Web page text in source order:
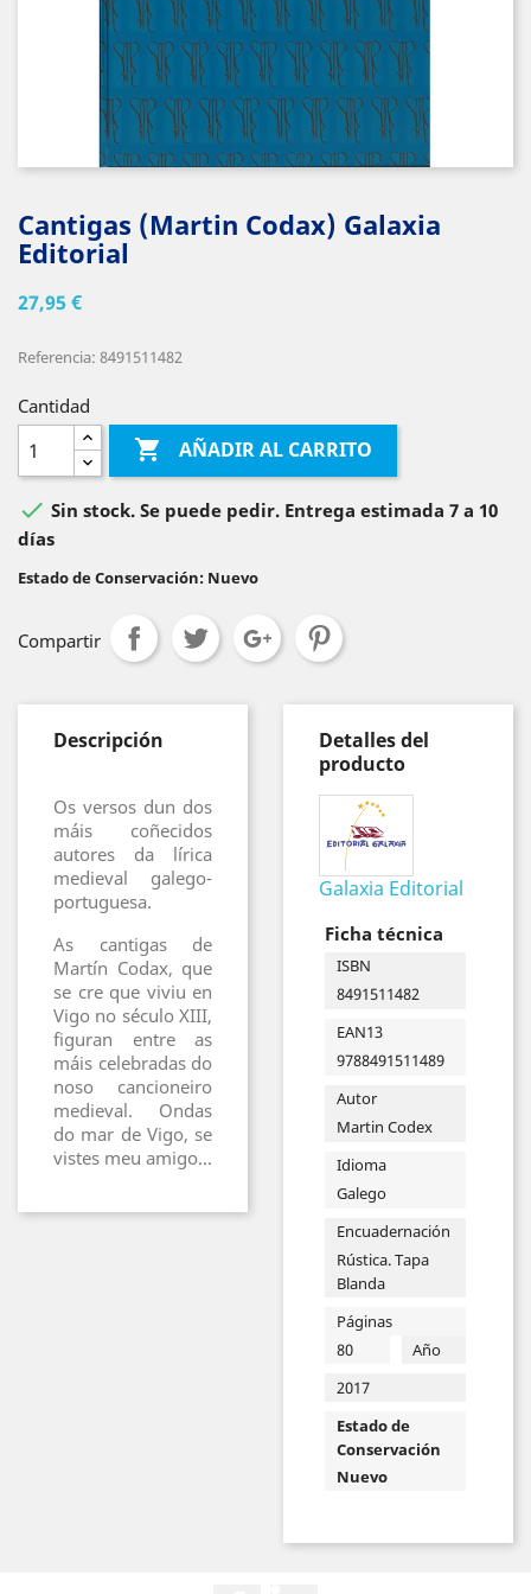
Cantigas (Martin Codax) Galaxia
Editorial
27,95 €
Referencia: 8491511482
Cantidad
 AÑADIR AL CARRITO
 Sin stock. Se puede pedir. Entrega estimada 7 a 10
días
Estado de Conservación: Nuevo
Compartir
Descripción
Os versos dun dos
máis coñecidos
autores da lírica
medieval galego-
portuguesa.
As cantigas de
Martín Codax, que
se cre que viviu en
Vigo no século XIII,
figuran entre as
máis celebradas do
noso cancioneiro
medieval. Ondas
do mar de Vigo, se
vistes meu amigo...
Detalles del
producto
Galaxia Editorial
Ficha técnica
ISBN
8491511482
EAN13
9788491511489
Autor
Martin Codex
Idioma
Galego
Encuadernación
Rústica. Tapa
Blanda
Páginas
80
Año
2017
Estado de
Conservación
Nuevo